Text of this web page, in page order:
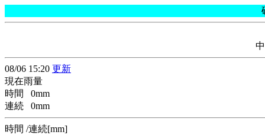
08/06 15:20 更新
現在雨量
時間 0mm
連続 0mm
時間 /連続[mm]